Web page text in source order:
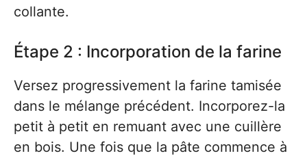
collante.
Étape 2 : Incorporation de la farine
Versez progressivement la farine tamisée
dans le mélange précédent. Incorporez-la
petit à petit en remuant avec une cuillère
en bois. Une fois que la pâte commence à